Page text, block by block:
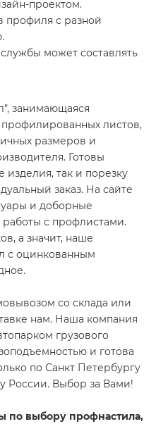
проектом.
профиля с разной
может составлять
занимающаяся
листов,
размеров и
Готовы
изделия, так и порезку
заказ. На сайте
и доборные
с профлистами.
а значит, наше
с оцинкованным
со склада или
нам. Наша компания
грузового
и готова
по Санкт Петербургу
России. Выбор за Вами!
по выбору профнастила,